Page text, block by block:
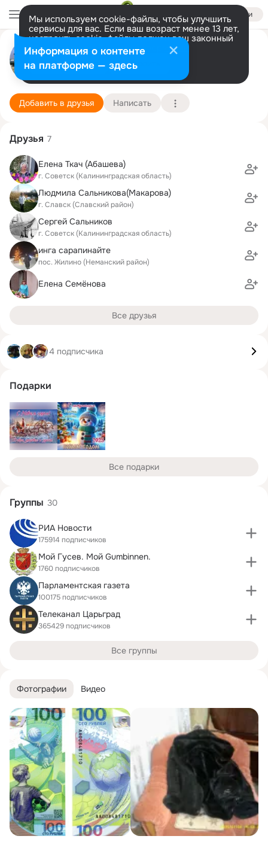
Войти
Мы используем cookie-файлы, чтобы улучшить
сервисы для вас. Если ваш возраст менее 13 лет,
настроить cookie-файлы должен ваш законный
представитель. Больше информации
Разрешить все Настроить
Михаил Светлов
22 сентября (65 лет)
Подробнее
Добавить в друзья Написать
Фотографии Видео
Друзья 7
Елена Ткач (Абашева)
г. Советск (Калининградская область)
Людмила Сальникова(Макарова)
г. Славск (Славский район)
Сергей Сальников
г. Советск (Калининградская область)
инга сарапинайте
пос. Жилино (Неманский район)
Елена Семёнова
Все друзья
4 подписчика
Подарки
Все подарки
Группы 30
РИА Новости
175914 подписчиков
Мой Гусев. Мой Gumbinnen.
1760 подписчиков
Парламентская газета
100175 подписчиков
Телеканал Царьград
365429 подписчиков
Все группы
Информация о контенте
на платформе — здесь